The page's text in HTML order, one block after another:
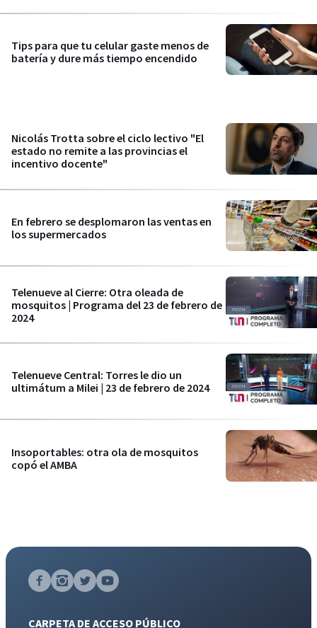
Tips para que tu celular gaste menos de
batería y dure más tiempo encendido
Nicolás Trotta sobre el ciclo lectivo "El
estado no remite a las provincias el
incentivo docente"
En febrero se desplomaron las ventas en
los supermercados
Telenueve al Cierre: Otra oleada de
mosquitos | Programa del 23 de febrero de
2024
Telenueve Central: Torres le dio un
ultimátum a Milei | 23 de febrero de 2024
Insoportables: otra ola de mosquitos
copó el AMBA
CARPETA DE ACCESO PÚBLICO